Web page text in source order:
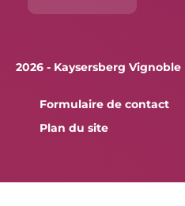
2026 - Kaysersberg Vignoble
Formulaire de contact
Plan du site